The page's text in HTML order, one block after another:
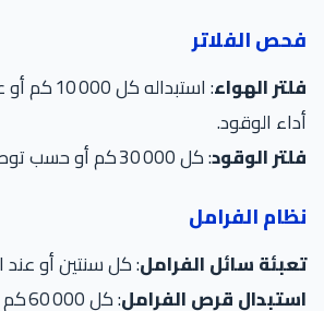
فحص الفلاتر
فلتر الهواء
:
أداء الوقود.
فلتر الوقود: كل 30 000 كم أو حسب توصية الوكيل.
نظام الفرامل
تعبئة سائل الفرامل: كل سنتين أو
استبدال قرص الفرامل
: كل